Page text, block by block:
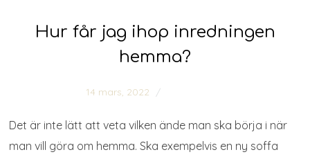
Hur får jag ihop inredningen
hemma?
14 mars, 2022
Det är inte lätt att veta vilken ände man ska börja i när
man vill göra om hemma. Ska exempelvis en ny soffa